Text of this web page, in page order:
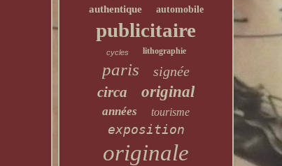
authentique
automobile
publicitaire
cycles lithographie
paris signée
circa original
années tourisme
exposition
originale